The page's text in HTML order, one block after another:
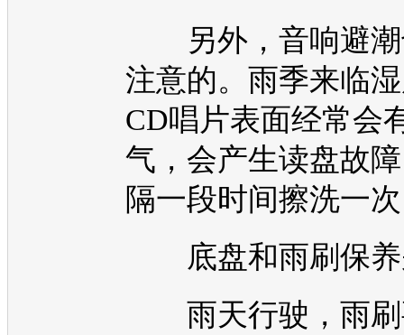
另外，音响避潮
注意的。雨季来临
CD唱片表面经常会
气，会产生读盘故
隔一段时间擦洗一
底盘和雨刷保
雨天行驶，雨刷